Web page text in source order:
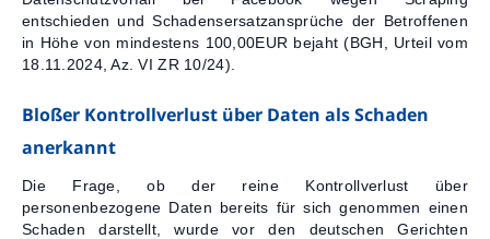
Kontakt
entschieden und Schadensersatzansprüche der Betroffenen
in Höhe von mindestens 100,00EUR bejaht (BGH, Urteil vom
18.11.2024, Az. VI ZR 10/24).
Bloßer Kontrollverlust über Daten als Schaden
anerkannt
Die Frage, ob der reine Kontrollverlust über
personenbezogene Daten bereits für sich genommen einen
Schaden darstellt, wurde vor den deutschen Gerichten